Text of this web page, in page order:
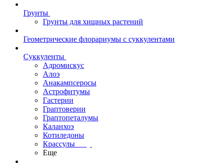
Грунты
Грунты для хищных растений
Геометрические флорариумы с суккулентами
Суккуленты
Адромискус
Алоэ
Анакампсеросы
Астрофитумы
Гастерии
Граптоверии
Граптопеталумы
Каланхоэ
Котиледоны
Крассулы
Еще